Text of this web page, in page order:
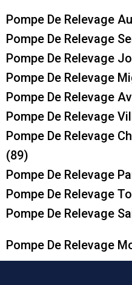
Pompe De Relevage
Pompe De Relevage
Pompe De Relevage
Pompe De Relevage
Pompe De Relevage
Pompe De Relevage
Pompe De Relevage
(89)
Pompe De Relevage
Pompe De Relevage
Pompe De Relevage
Pompe De Relevage